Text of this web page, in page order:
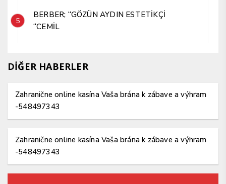
5
BERBER; “GÖZÜN AYDIN ESTETİKÇİ
“CEMİL
DİĞER HABERLER
Zahranične online kasína Vaša brána k zábave a výhram
-548497343
Zahranične online kasína Vaša brána k zábave a výhram
-548497343